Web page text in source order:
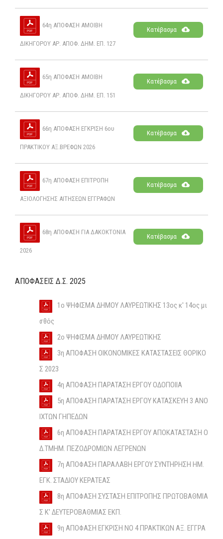
64η ΑΠΟΦΑΣΗ ΑΜΟΙΒΗ
ΔΙΚΗΓΟΡΟΥ ΑΡ. ΑΠΟΦ. ΔΗΜ. ΕΠ. 127
Κατέβασμα
65η ΑΠΟΦΑΣΗ ΑΜΟΙΒΗ
ΔΙΚΗΓΟΡΟΥ ΑΡ. ΑΠΟΦ. ΔΗΜ. ΕΠ. 151
Κατέβασμα
66η ΑΠΟΦΑΣΗ ΕΓΚΡΙΣΗ 6ου
ΠΡΑΚΤΙΚΟΥ ΑΞ.ΒΡΕΦΩΝ 2026
Κατέβασμα
67η ΑΠΟΦΑΣΗ ΕΠΙΤΡΟΠΗ
ΑΞΙΟΛΟΓΗΣΗΣ ΑΙΤΗΣΕΩΝ ΕΓΓΡΑΦΩΝ
Κατέβασμα
68η ΑΠΟΦΑΣΗ ΓΙΑ ΔΑΚΟΚΤΟΝΙΑ
2026
Κατέβασμα
ΑΠΟΦΑΣΕΙΣ Δ.Σ. 2025
1ο ΨΗΦΙΣΜΑ ΔΗΜΟΥ ΛΑΥΡΕΩΤΙΚΗΣ 13ος κ' 14ος μι
σθός
2ο ΨΗΦΙΣΜΑ ΔΗΜΟΥ ΛΑΥΡΕΩΤΙΚΗΣ
3η ΑΠΟΦΑΣΗ ΟΙΚΟΝΟΜΙΚΕΣ ΚΑΤΑΣΤΑΣΕΙΣ ΘΟΡΙΚΟ
Σ 2023
4η ΑΠΟΦΑΣΗ ΠΑΡΑΤΑΣΗ ΕΡΓΟΥ ΟΔΟΠΟΙΙΑ
5η ΑΠΟΦΑΣΗ ΠΑΡΑΤΑΣΗ ΕΡΓΟΥ ΚΑΤΑΣΚΕΥΗ 3 ΑΝΟ
ΙΧΤΩΝ ΓΗΠΕΔΩΝ
6η ΑΠΟΦΑΣΗ ΠΑΡΑΤΑΣΗ ΕΡΓΟΥ ΑΠΟΚΑΤΑΣΤΑΣΗ Ο
Δ.ΤΜΗΜ. ΠΕΖΟΔΡΟΜΙΩΝ ΛΕΓΡΕΝΩΝ
7η ΑΠΟΦΑΣΗ ΠΑΡΑΛΑΒΗ ΕΡΓΟΥ ΣΥΝΤΗΡΗΣΗ ΗΜ.
ΕΓΚ. ΣΤΑΔΙΟΥ ΚΕΡΑΤΕΑΣ
8η ΑΠΟΦΑΣΗ ΣΥΣΤΑΣΗ ΕΠΙΤΡΟΠΗΣ ΠΡΩΤΟΒΑΘΜΙΑ
Σ Κ' ΔΕΥΤΕΡΟΒΑΘΜΙΑΣ ΕΚΠ.
9η ΑΠΟΦΑΣΗ ΕΓΚΡΙΣΗ ΝΟ 4 ΠΡΑΚΤΙΚΩΝ ΑΞ. ΕΓΓΡΑ